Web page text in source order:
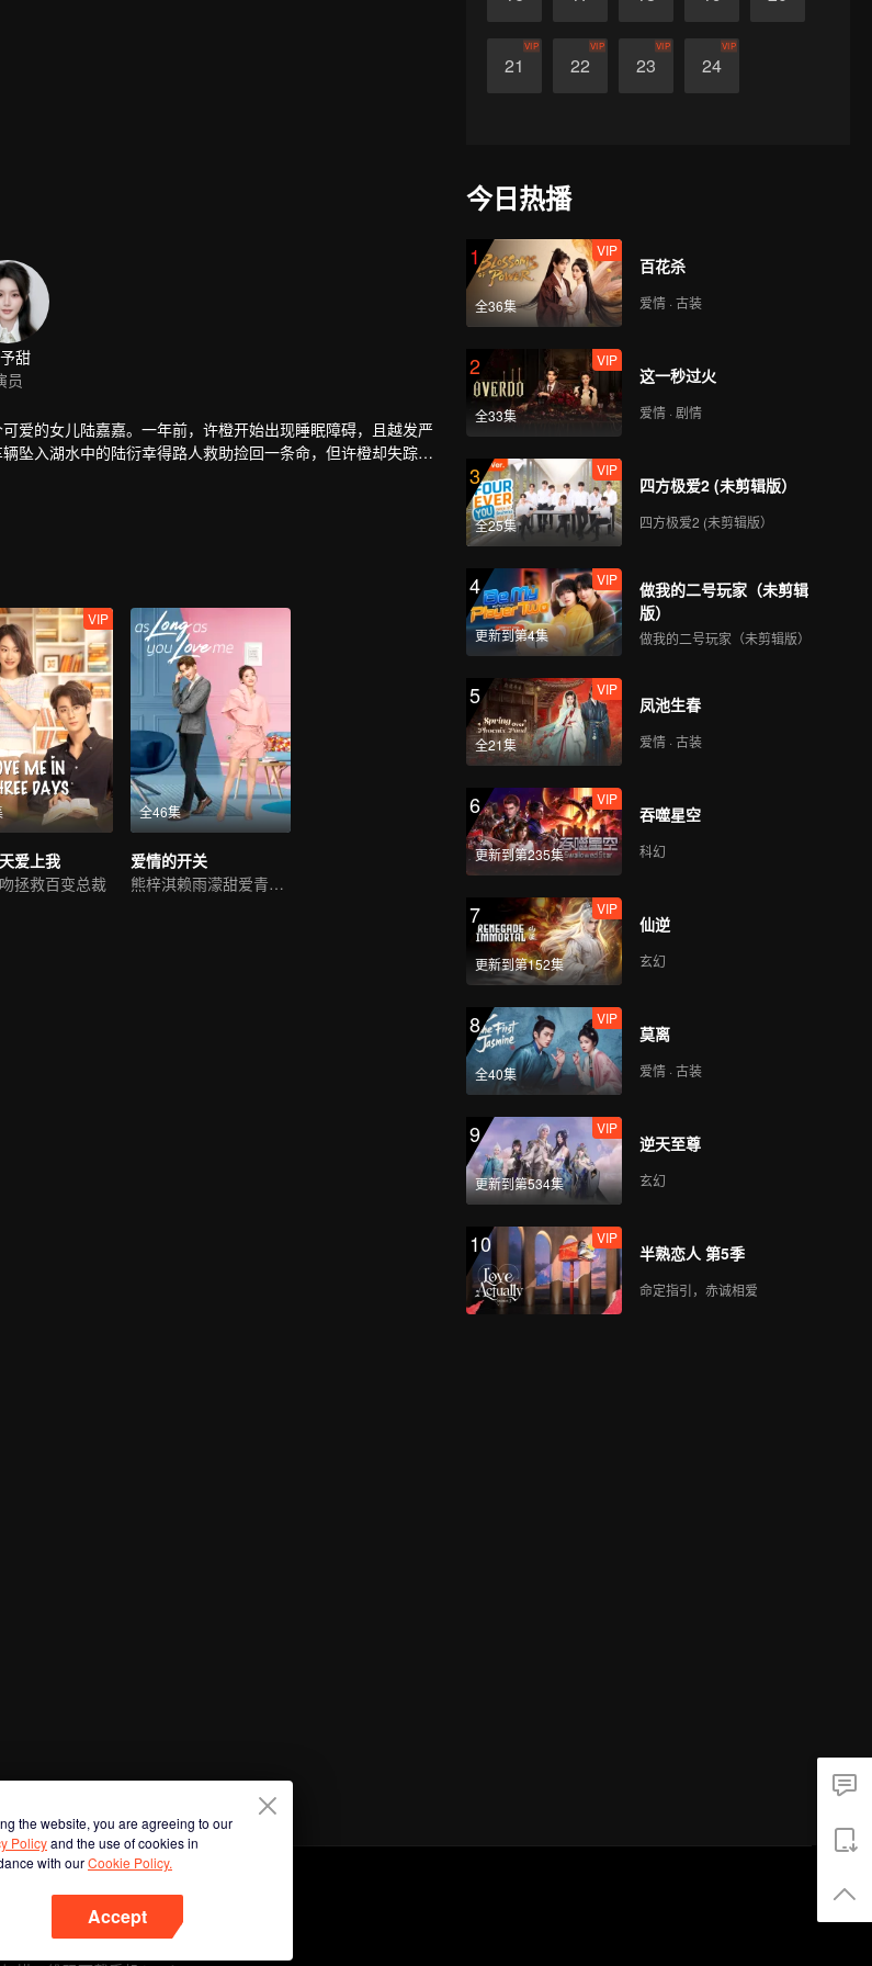
21
VIP
22
VIP
23
VIP
24
VIP
甜
员
爱的女儿陆嘉嘉。一年前，许橙开始出现睡眠障碍，且越发严
坠入湖水中的陆衍幸得路人救助捡回一条命，但许橙却失踪
VIP
爱上我
拯救百变总裁
全46集
爱情的开关
熊梓淇赖雨濛甜爱青梅竹马
今日热播
1
全36集
VIP
百花杀
爱情 · 古装
2
全33集
VIP
这一秒过火
爱情 · 剧情
3
全25集
VIP
四方极爱2 (未剪辑版）
四方极爱2 (未剪辑版）
4
更新到第4集
VIP
做我的二号玩家（未剪辑
版）
做我的二号玩家（未剪辑版）
5
全21集
VIP
凤池生春
爱情 · 古装
6
更新到第235集
VIP
吞噬星空
科幻
7
更新到第152集
VIP
仙逆
玄幻
8
全40集
VIP
莫离
爱情 · 古装
9
更新到第534集
VIP
逆天至尊
玄幻
10 VIP
半熟恋人 第5季
命定指引，赤诚相爱
the website, you are agreeing to our
Policyand the use of cookies in
with ourCookie Policy.
Accept